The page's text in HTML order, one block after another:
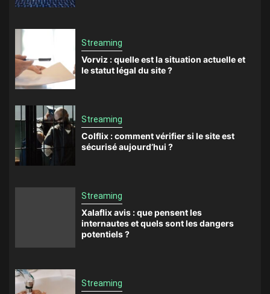
Streaming
Vorviz : quelle est la situation actuelle et
le statut légal du site ?
Streaming
Colflix : comment vérifier si le site est
sécurisé aujourd’hui ?
Streaming
Xalaflix avis : que pensent les
internautes et quels sont les dangers
potentiels ?
Streaming